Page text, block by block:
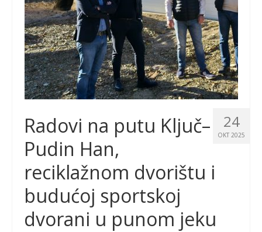
24
OKT 2025
Radovi na putu Ključ–
Pudin Han,
reciklažnom dvorištu i
budućoj sportskoj
dvorani u punom jeku